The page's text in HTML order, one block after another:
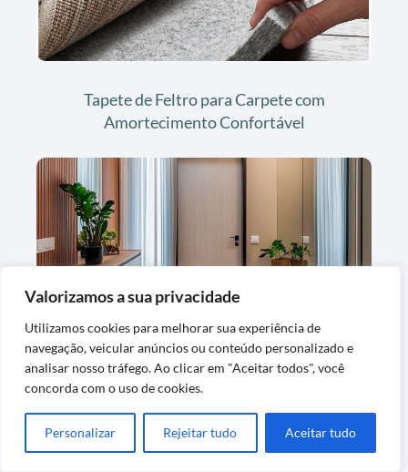
Valorizamos a sua privacidade
Utilizamos cookies para melhorar sua experiência de
navegação, veicular anúncios ou conteúdo personalizado e
analisar nosso tráfego. Ao clicar em "Aceitar todos", você
concorda com o uso de cookies.
Personalizar Rejeitar tudo Aceitar tudo
Tapete de Feltro para Carpete com
Amortecimento Confortável
Tapete Azul Cobalto em Poliéster para
Sala